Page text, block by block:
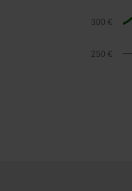
250 €
300 €